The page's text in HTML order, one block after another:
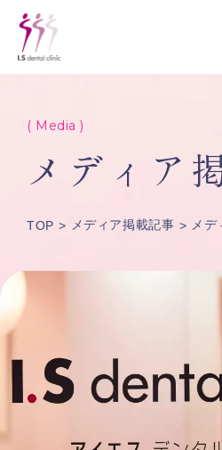
( Media )
メディア
TOP メディア掲載記事 メ